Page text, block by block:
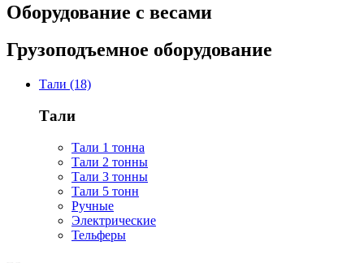
Оборудование с весами
Грузоподъемное оборудование
Тали (18)
Тали
Тали 1 тонна
Тали 2 тонны
Тали 3 тонны
Тали 5 тонн
Ручные
Электрические
Тельферы